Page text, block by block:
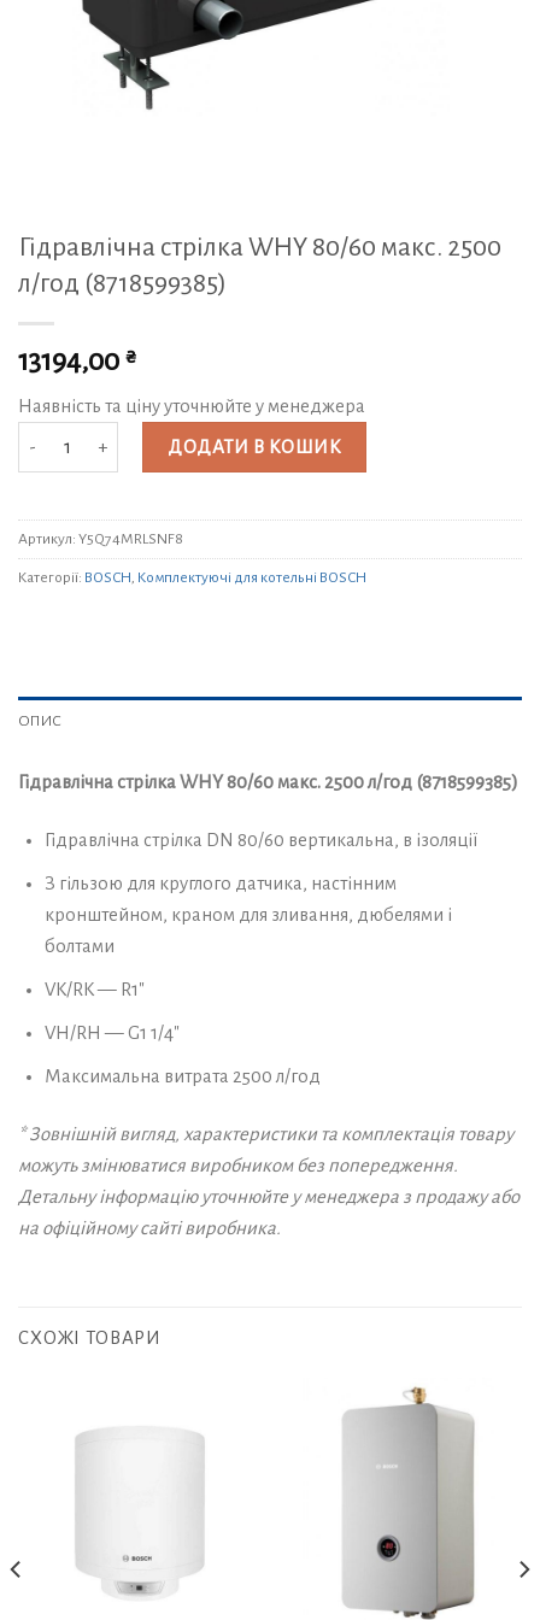
Гідравлічна стрілка WHY 80/60 макс. 2500
л/год (8718599385)
13194,00 ₴
Наявність та ціну уточнюйте у менеджера
Гідравлічна стрілка WHY 80/60 макс. 2500 л/год (8718599385) кількість
ДОДАТИ В КОШИК
Артикул: Y5Q74MRLSNF8
Категорії: BOSCH, Комплектуючі для котельні BOSCH
ОПИС
Гідравлічна стрілка WHY 80/60 макс. 2500 л/год (8718599385)
Гідравлічна стрілка DN 80/60 вертикальна, в ізоляції
З гільзою для круглого датчика, настінним
кронштейном, краном для зливання, дюбелями і
болтами
VK/RK — R1″
VH/RH — G1 1/4″
Максимальна витрата 2500 л/год
* Зовнішній вигляд, характеристики та комплектація товару
можуть змінюватися виробником без попередження.
Детальну інформацію уточнюйте у менеджера з продажу або
на офіційному сайті виробника.
СХОЖІ ТОВАРИ